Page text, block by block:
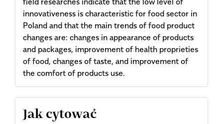
innovativeness is characteristic for food sector in
Poland and that the main trends of food product
changes are: changes in appearance of products
and packages, improvement of health proprieties
of food, changes of taste, and improvement of
the comfort of products use.
Article
Jak cytować